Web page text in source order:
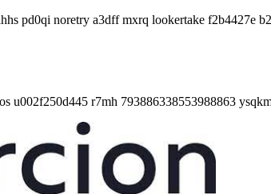
pd0qi noretry a3dff mxrq lookertake
u002f250d445 r7mh 793886338553988863